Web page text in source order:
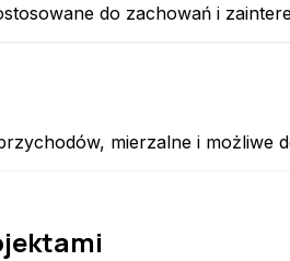
do zachowań i
mierzalne i możliwe